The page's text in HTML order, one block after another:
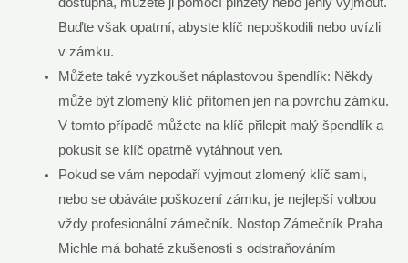
Buďte však opatrní, ⁣abyste klíč ‍nepoškodili nebo uvízli
v zámku.
Můžete také vyzkoušet náplastovou ⁤špendlík: Někdy
⁣může být zlomený klíč přítomen jen ‌na povrchu‍ zámku.
V tomto případě můžete ⁣na klíč přilepit malý‌ špendlík a
pokusit se klíč opatrně vytáhnout ven.
Pokud se vám ⁣nepodaří vyjmout‍ zlomený klíč sami,
nebo se obáváte ‌poškození​ zámku, je nejlepší volbou
⁤vždy profesionální​ zámečník.⁢ Nostop Zámečník Praha
Michle⁢ má bohaté zkušenosti s odstraňováním